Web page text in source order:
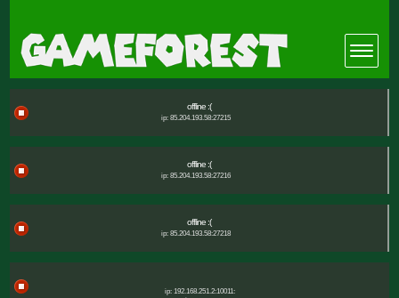
offline :(
ip: 85.204.193.58:27215
offline :(
ip: 85.204.193.58:27216
offline :(
ip: 85.204.193.58:27218
ip: 192.168.251.2:10011: